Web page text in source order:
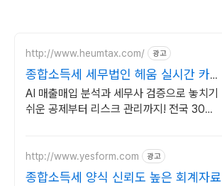
http://www.heumtax.com/ 광고
종합소득세 세무법인 헤움 실시간 카톡
상담 지원
AI 매출매입 분석과 세무사 검증으로 놓치기
쉬운 공제부터 리스크 관리까지! 전국 30여
http://www.yesform.com 광고
종합소득세 양식 신뢰도 높은 회계자료